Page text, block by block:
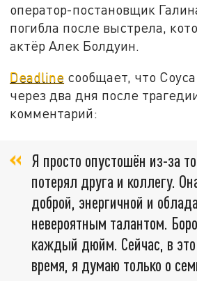
оператор-постановщик
погибла после выстрела,
актёр Алек Болдуин.
Deadline сообщает, что
через два дня после
комментарий:
Я просто опустошён из-за
потерял друга и коллегу.
доброй, энергичной и
невероятным талантом.
каждый дюйм. Сейчас, в
время, я думаю только о